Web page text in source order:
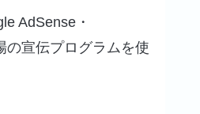
AdSense・
の宣伝プログラムを使